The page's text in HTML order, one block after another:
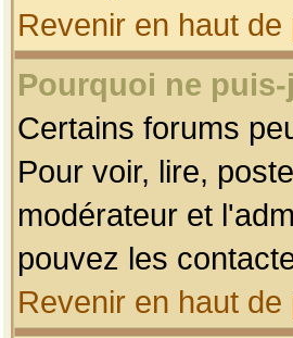
Revenir en haut de
Pourquoi ne
Certains forums
Pour voir, lire,
modérateur et
pouvez les
Revenir en haut de